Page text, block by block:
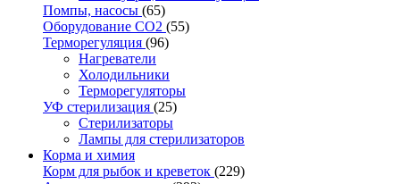
Помпы, насосы (65)
Оборудование CO2 (55)
Терморегуляция (96)
Нагреватели
Холодильники
Терморегуляторы
УФ стерилизация (25)
Стерилизаторы
Лампы для стерилизаторов
Корма и химия
Корм для рыбок и креветок (229)